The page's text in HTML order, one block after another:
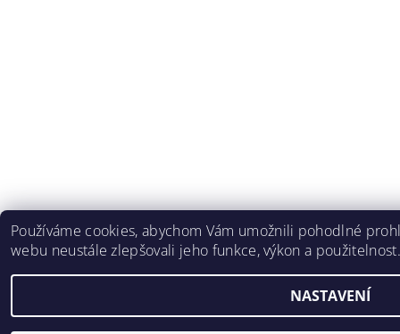
Používáme cookies, abychom Vám umožnili pohodlné
webu neustále zlepšovali jeho funkce, výkon a
NASTAVENÍ